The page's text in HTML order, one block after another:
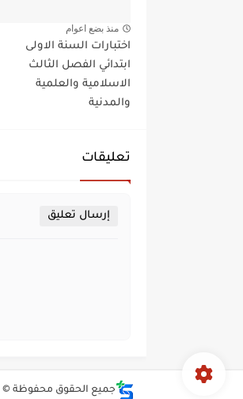
منذ بضع اعوام
اختبارات السنة الاولى
ابتدائي الفصل الثالث
الاسلامية والعلمية
والمدنية
تعليقات
إرسال تعليق
جميع الحقوق محفوظة ©